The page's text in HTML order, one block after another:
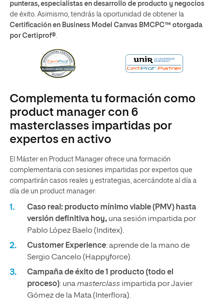
punteras, especialistas en desarrollo de producto y negocios
de éxito. Asimismo, tendrás la oportunidad de obtener la
Certificación en Business Model Canvas BMCPC™ otorgada
por Certiprof®.
Complementa tu formación como
product manager con 6
masterclasses impartidas por
expertos en activo
El Máster en Product Manager ofrece una formación
complementaria con sesiones impartidas por expertos que
compartirán casos reales y estrategias, acercándote al día a
día de un product manager:
Caso real: producto mínimo viable (PMV) hasta
versión definitiva hoy, una sesión impartida por
Pablo López Baelo (Inditex).
Customer Experience: aprende de la mano de
Sergio Cancelo (Happyforce)​.
Campaña de éxito de 1 producto (todo el
proceso): unamasterclass impartida por Javier
Gómez de la Mata (Interflora).​